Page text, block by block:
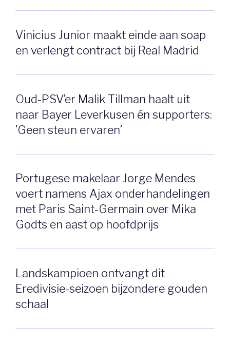
Vinicius Junior maakt einde aan soap
en verlengt contract bij Real Madrid
Oud-PSV’er Malik Tillman haalt uit
naar Bayer Leverkusen én supporters:
’Geen steun ervaren’
Portugese makelaar Jorge Mendes
voert namens Ajax onderhandelingen
met Paris Saint-Germain over Mika
Godts en aast op hoofdprijs
Landskampioen ontvangt dit
Eredivisie-seizoen bijzondere gouden
schaal